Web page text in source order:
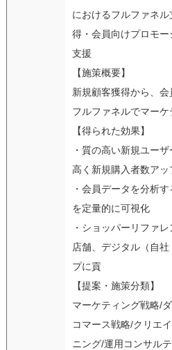
におけるフルファネ
得・会員向けプロモ
支援
【施策概要】
新規顧客獲得から、
フルファネルでマー
【得られた効果】
・質の高い新規ユー
高く新規購入者数アッ
・会員データを分析
を定量的に可視化
・ショッパーリファ
店舗、デジタル（自
プに貢
【提案・施策分類】
マーケティング戦略/
コマース戦略/クリエ
ニング/運用コンサル